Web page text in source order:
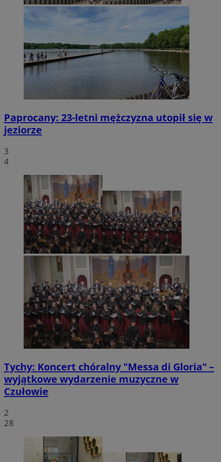
Paprocany: 23-letni mężczyzna utopił się w
jeziorze
3
4
Tychy: Koncert chóralny "Messa di Gloria" –
wyjątkowe wydarzenie muzyczne w
Czułowie
2
28